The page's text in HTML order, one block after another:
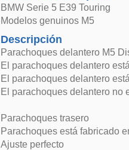
BMW Serie 5 E39 Touring
Modelos genuinos M5
Descripción
Parachoques delantero M5
El parachoques delantero
El parachoques delantero
El parachoques delantero no
Parachoques trasero
Parachoques está fabricado
Ajuste perfecto